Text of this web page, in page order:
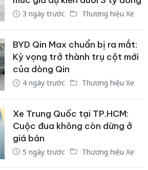
3 ngày trước Thương hiệu Xe
BYD Qin Max chuẩn bị ra mắt:
Kỳ vọng trở thành trụ cột mới
của dòng Qin
4 ngày trước Thương hiệu Xe
Xe Trung Quốc tại TP.HCM:
Cuộc đua không còn dừng ở
giá bán
5 ngày trước Thương hiệu Xe